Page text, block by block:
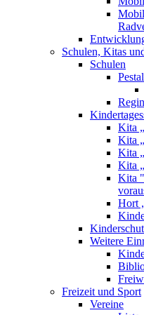
Schulen, Kitas
Schulen
Kita
Kita
Kita
Kita
Kita
Hort
Weitere
Freizeit und Sport
Vereine